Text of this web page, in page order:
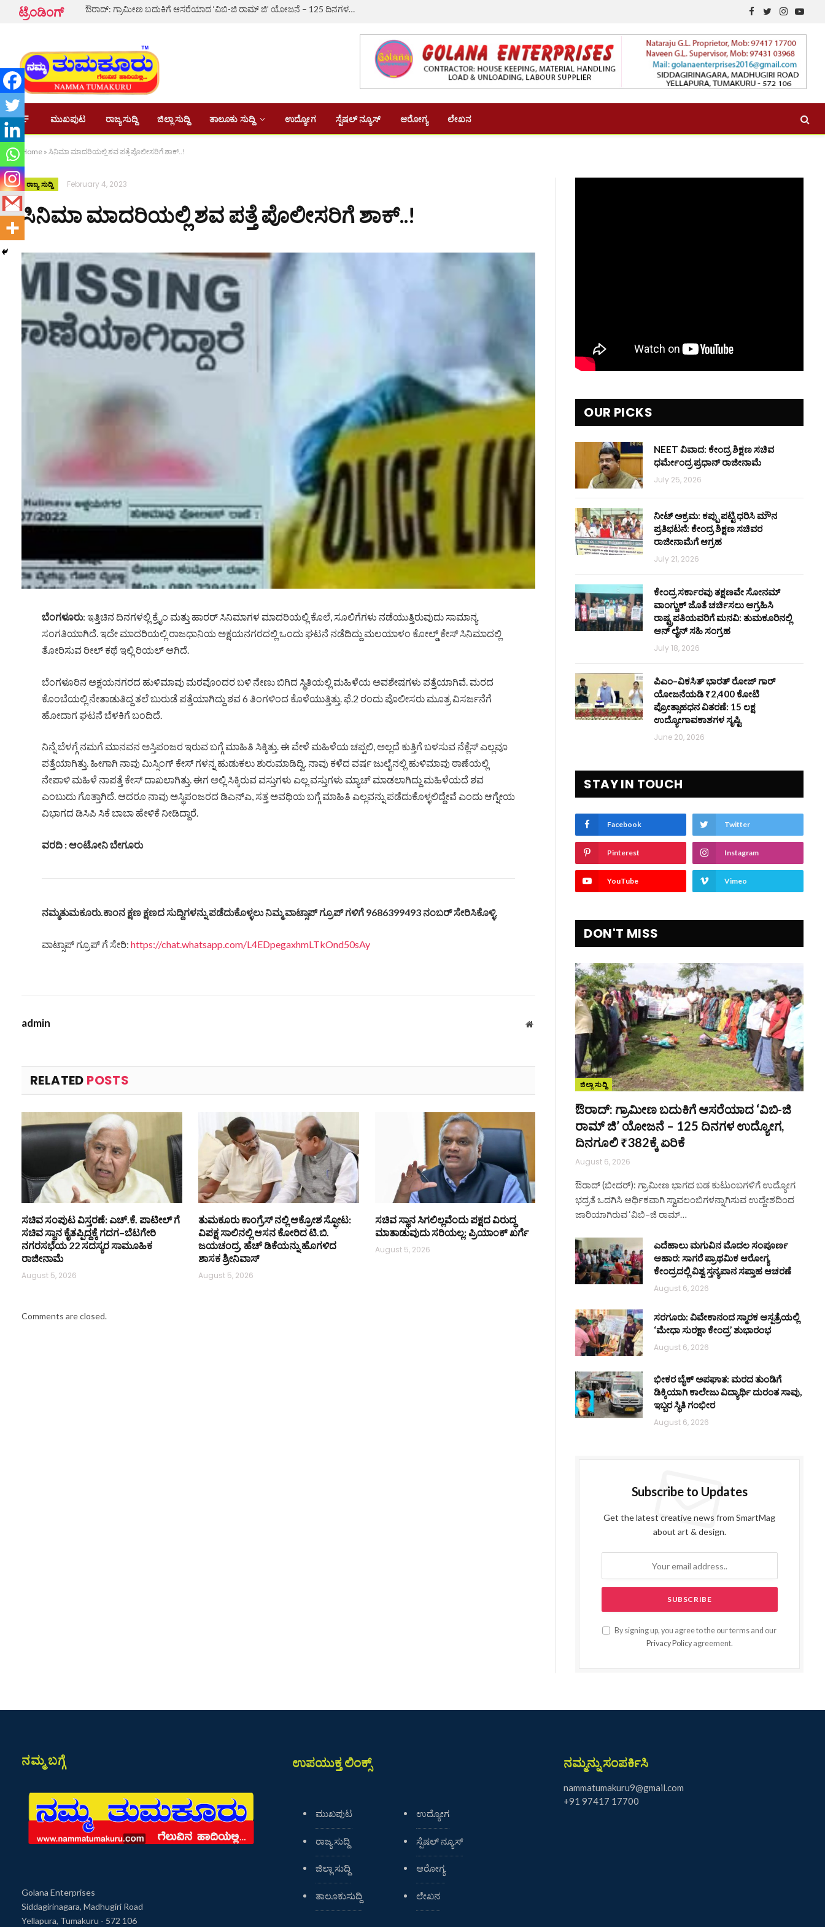
ಟ್ರೆಂಡಿಂಗ್ ಔರಾದ್: ಗ್ರಾಮೀಣ ಬದುಕಿಗೆ ಆಸರೆಯಾದ ‘ವಿಬಿ-ಜಿ ರಾಮ್ ಜಿ’ ಯೋಜನೆ – 125 ದಿನಗಳ ಉದ್ಯೋಗ, ದಿನಗೂಲಿ ₹382ಕ್ಕೆ ಏರಿಕೆ
Facebook
TwitterInstagram
ಮುಖಪುಟ ರಾಜ್ಯ ಸುದ್ದಿ ಜಿಲ್ಲಾ ಸುದ್ದಿ ತಾಲೂಕು ಸುದ್ದಿ ಉದ್ಯೋಗ ಸ್ಪೆಷಲ್ ನ್ಯೂಸ್ ಆರೋಗ್ಯ ಲೇಖನ
Home » ಸಿನಿಮಾ ಮಾದರಿಯಲ್ಲಿ ಶವ ಪತ್ತೆ ಪೊಲೀಸರಿಗೆ ಶಾಕ್..!
ರಾಜ್ಯ ಸುದ್ದಿ February 4, 2023
ಸಿನಿಮಾ ಮಾದರಿಯಲ್ಲಿ ಶವ ಪತ್ತೆ ಪೊಲೀಸರಿಗೆ ಶಾಕ್..!
ಬೆಂಗಳೂರು: ಇತ್ತಿಚಿನ ದಿನಗಳಲ್ಲಿ ಕ್ರೈಂ ಮತ್ತು ಹಾರರ್ ಸಿನಿಮಾಗಳ ಮಾದರಿಯಲ್ಲಿ ಕೊಲೆ, ಸೂಲಿಗೆಗಳು ನಡೆಯುತ್ತಿರುವುದು ಸಾಮಾನ್ಯ
ಸಂಗತಿಯಾಗಿದೆ. ಇದೇ ಮಾದರಿಯಲ್ಲಿ ರಾಜಧಾನಿಯ ಅಕ್ಷಯನಗರದಲ್ಲಿ ಒಂದು ಘಟನೆ ನಡೆದಿದ್ದು ಮಲಯಾಳಂ ಕೋಲ್ಡ್ ಕೇಸ್ ಸಿನಿಮಾದಲ್ಲಿ
ತೋರಿಸುವ ರೀಲ್​ ಕಥೆ ಇಲ್ಲಿ ರಿಯಲ್​ ಆಗಿದೆ.
ಬೆಂಗಳೂರಿನ ಅಕ್ಷಯನಗರದ ಹುಳಿಮಾವು ಮರವೊಂದರ ಬಳಿ ನೇಣು ಬಿಗಿದ ಸ್ಥಿತಿಯಲ್ಲಿ ಮಹಿಳೆಯ ಅವಶೇಷಗಳು ಪತ್ತೆಯಾಗಿವೆ. ಮರದ
ಕೊಂಬೆಯಲ್ಲಿ ನೇತಾಡುತಿದ್ದ ತಲೆ ಬುರುಡೆ ಪತ್ತೆಯಾಗಿದ್ದು ಶವ 6 ತಿಂಗಳಿಂದ ಕೊಳೆಯುತ್ತಿತ್ತು. ಫೆ.2 ರಂದು ಪೊಲೀಸರು ಮೂತ್ರ ವಿಸರ್ಜನೆಗೆ
ಹೋದಾಗ ಘಟನೆ ಬೆಳಕಿಗೆ ಬಂದಿದೆ.
ನಿನ್ನೆ ಬೆಳಗ್ಗೆ ನಮಗೆ ಮಾನವನ ಅಸ್ತಿಪಂಜರ ಇರುವ ಬಗ್ಗೆ ಮಾಹಿತಿ ಸಿಕ್ಕಿತ್ತು. ಈ ವೇಳೆ ಮಹಿಳೆಯ ಚಪ್ಪಲಿ, ಅಲ್ಲದೆ ಕುತ್ತಿಗೆ ಬಳಸುವ ನೆಕ್ಲೆಸ್ ಎಲ್ಲವೂ
ಪತ್ತೆಯಾಗಿತ್ತು. ಹೀಗಾಗಿ ನಾವು ಮಿಸ್ಸಿಂಗ್ ಕೇಸ್ ಗಳನ್ನ ಹುಡುಕಲು ಶುರುಮಾಡಿದ್ವಿ. ನಾವು ಕಳೆದ ವರ್ಷ ಜುಲೈನಲ್ಲಿ ಹುಳಿಮಾವು ಠಾಣೆಯಲ್ಲಿ
ನೇಪಾಳಿ ಮಹಿಳೆ ನಾಪತ್ತೆ ಕೇಸ್ ದಾಖಲಾಗಿತ್ತು. ಈಗ ಅಲ್ಲಿ ಸಿಕ್ಕಿರುವ ವಸ್ತುಗಳು ಎಲ್ಲ ವಸ್ತುಗಳು ಮ್ಯಾಚ್ ಮಾಡಲಾಗಿದ್ದು ಮಹಿಳೆಯದೆ ಶವ
ಎಂಬುದು ಗೊತ್ತಾಗಿದೆ. ಆದರೂ ನಾವು ಅಸ್ಥಿಪಂಜರದ ಡಿಎನ್​ಎ, ಸತ್ತ ಅವಧಿಯ ಬಗ್ಗೆ ಮಾಹಿತಿ ಎಲ್ಲವನ್ನು ಪಡೆದುಕೊಳ್ಳಲಿದ್ದೇವೆ ಎಂದು ಆಗ್ನೇಯ
ವಿಭಾಗದ ಡಿಸಿಪಿ ಸಿಕೆ ಬಾಬಾ ಹೇಳಿಕೆ ನೀಡಿದ್ದಾರೆ.
ವರದಿ : ಆಂಟೋನಿ ಬೇಗೂರು
ನಮ್ಮತುಮಕೂರು.ಕಾಂನ ಕ್ಷಣ ಕ್ಷಣದ ಸುದ್ದಿಗಳನ್ನು ಪಡೆದುಕೊಳ್ಳಲು ನಿಮ್ಮ ವಾಟ್ಸಾಪ್ ಗ್ರೂಪ್ ಗಳಿಗೆ 9686399493 ನಂಬರ್ ಸೇರಿಸಿಕೊಳ್ಳಿ.
ವಾಟ್ಸಾಪ್ ಗ್ರೂಪ್ ಗೆ ಸೇರಿ: https://chat.whatsapp.com/L4EDpegaxhmLTkOnd50sAy
admin Website
RELATED POSTS
ಸಚಿವ ಸಂಪುಟ ವಿಸ್ತರಣೆ: ಎಚ್.ಕೆ. ಪಾಟೀಲ್ ಗೆ
ಸಚಿವ ಸ್ಥಾನ ಕೈತಪ್ಪಿದ್ದಕ್ಕೆ ಗದಗ–ಬೆಟಗೇರಿ
ನಗರಸಭೆಯ 22 ಸದಸ್ಯರ ಸಾಮೂಹಿಕ
ರಾಜೀನಾಮೆ
August 5, 2026
ತುಮಕೂರು ಕಾಂಗ್ರೆಸ್ ನಲ್ಲಿ ಆಕ್ರೋಶ ಸ್ಫೋಟ:
ವಿಪಕ್ಷ ಸಾಲಿನಲ್ಲಿ ಆಸನ ಕೋರಿದ ಟಿ.ಬಿ.
ಜಯಚಂದ್ರ, ಹೆಚ್ ಡಿಕೆಯನ್ನು ಹೊಗಳಿದ
ಶಾಸಕ ಶ್ರೀನಿವಾಸ್
August 5, 2026
ಸಚಿವ ಸ್ಥಾನ ಸಿಗಲಿಲ್ಲವೆಂದು ಪಕ್ಷದ ವಿರುದ್ಧ
ಮಾತಾಡುವುದು ಸರಿಯಲ್ಲ: ಪ್ರಿಯಾಂಕ್ ಖರ್ಗೆ
August 5, 2026
Comments are closed.
OUR PICKS
NEET ವಿವಾದ: ಕೇಂದ್ರ ಶಿಕ್ಷಣ ಸಚಿವ
ಧರ್ಮೇಂದ್ರ ಪ್ರಧಾನ್ ರಾಜೀನಾಮೆ
July 25, 2026
ನೀಟ್ ಅಕ್ರಮ: ಕಪ್ಪು ಪಟ್ಟಿ ಧರಿಸಿ ಮೌನ
ಪ್ರತಿಭಟನೆ: ಕೇಂದ್ರ ಶಿಕ್ಷಣ ಸಚಿವರ
ರಾಜೀನಾಮೆಗೆ ಆಗ್ರಹ
July 21, 2026
ಕೇಂದ್ರ ಸರ್ಕಾರವು ತಕ್ಷಣವೇ ಸೋನಮ್
ವಾಂಗ್ಚುಕ್ ಜೊತೆ ಚರ್ಚಿಸಲು ಆಗ್ರಹಿಸಿ
ರಾಷ್ಟ್ರಪತಿಯವರಿಗೆ ಮನವಿ: ತುಮಕೂರಿನಲ್ಲಿ
ಆನ್‌ ಲೈನ್ ಸಹಿ ಸಂಗ್ರಹ
July 18, 2026
ಪಿಎಂ–ವಿಕಸಿತ್ ಭಾರತ್ ರೋಜ್‌ ಗಾರ್
ಯೋಜನೆಯಡಿ ₹2,400 ಕೋಟಿ
ಪ್ರೋತ್ಸಾಹಧನ ವಿತರಣೆ: 15 ಲಕ್ಷ
ಉದ್ಯೋಗಾವಕಾಶಗಳ ಸೃಷ್ಟಿ
June 20, 2026
STAY IN TOUCH
Facebook Twitter
Pinterest Instagram
YouTube Vimeo
DON'T MISS
ಜಿಲ್ಲಾ ಸುದ್ದಿ
ಔರಾದ್: ಗ್ರಾಮೀಣ ಬದುಕಿಗೆ ಆಸರೆಯಾದ ‘ವಿಬಿ-ಜಿ
ರಾಮ್ ಜಿ’ ಯೋಜನೆ – 125 ದಿನಗಳ ಉದ್ಯೋಗ,
ದಿನಗೂಲಿ ₹382ಕ್ಕೆ ಏರಿಕೆ
August 6, 2026
ಔರಾದ್ (ಬೀದರ್): ಗ್ರಾಮೀಣ ಭಾಗದ ಬಡ ಕುಟುಂಬಗಳಿಗೆ ಉದ್ಯೋಗ
ಭದ್ರತೆ ಒದಗಿಸಿ ಆರ್ಥಿಕವಾಗಿ ಸ್ವಾವಲಂಬಿಗಳನ್ನಾಗಿಸುವ ಉದ್ದೇಶದಿಂದ
ಜಾರಿಯಾಗಿರುವ ‘ವಿಬಿ–ಜಿ ರಾಮ್…
ಎದೆಹಾಲು ಮಗುವಿನ ಮೊದಲ ಸಂಪೂರ್ಣ
ಆಹಾರ: ಸಾಗರೆ ಪ್ರಾಥಮಿಕ ಆರೋಗ್ಯ
ಕೇಂದ್ರದಲ್ಲಿ ವಿಶ್ವ ಸ್ತನ್ಯಪಾನ ಸಪ್ತಾಹ ಆಚರಣೆ
August 6, 2026
ಸರಗೂರು: ವಿವೇಕಾನಂದ ಸ್ಮಾರಕ ಆಸ್ಪತ್ರೆಯಲ್ಲಿ
‘ಮೇಧಾ ಸುರಕ್ಷಾ ಕೇಂದ್ರ’ ಶುಭಾರಂಭ
August 6, 2026
ಭೀಕರ ಬೈಕ್ ಅಪಘಾತ: ಮರದ ತುಂಡಿಗೆ
ಡಿಕ್ಕಿಯಾಗಿ ಕಾಲೇಜು ವಿದ್ಯಾರ್ಥಿ ದುರಂತ ಸಾವು,
ಇಬ್ಬರ ಸ್ಥಿತಿ ಗಂಭೀರ
August 6, 2026
Subscribe to Updates
Get the latest creative news from SmartMag
about art & design.
By signing up, you agree to the our terms and our
Privacy Policyagreement.
ನಮ್ಮ ಬಗ್ಗೆ
Golana Enterprises
Siddagirinagara, Madhugiri Road
Yellapura, Tumakuru - 572 106
ಉಪಯುಕ್ತ ಲಿಂಕ್ಸ್
ಮುಖಪುಟ
ರಾಜ್ಯ ಸುದ್ದಿ
ಜಿಲ್ಲಾ ಸುದ್ದಿ
ತಾಲೂಕುಸುದ್ದಿ
ಉದ್ಯೋಗ
ಸ್ಪೆಷಲ್ ನ್ಯೂಸ್
ಆರೋಗ್ಯ
ಲೇಖನ
ನಮ್ಮನ್ನು ಸಂಪರ್ಕಿಸಿ
nammatumakuru9@gmail.com
+91 97417 17700